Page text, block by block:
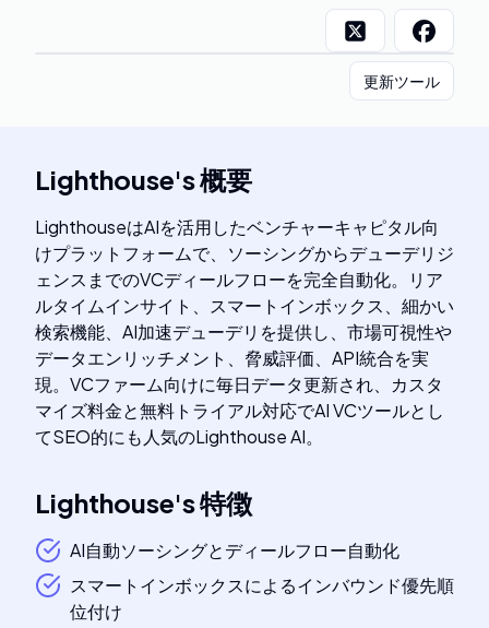
更新ツール
Lighthouse's概要
LighthouseはAIを活用したベンチャーキャピタル向
けプラットフォームで、ソーシングからデューデリジ
ェンスまでのVCディールフローを完全自動化。リア
ルタイムインサイト、スマートインボックス、細かい
検索機能、AI加速デューデリを提供し、市場可視性や
データエンリッチメント、脅威評価、API統合を実
現。VCファーム向けに毎日データ更新され、カスタ
マイズ料金と無料トライアル対応でAI VCツールとし
てSEO的にも人気のLighthouse AI。
Lighthouse's特徴
AI自動ソーシングとディールフロー自動化
スマートインボックスによるインバウンド優先順
位付け